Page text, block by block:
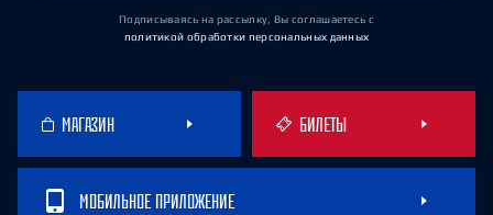
Подписываясь на рассылку, Вы соглашаетесь с
политикой обработки персональных данных
МАГАЗИН БИЛЕТЫ
МОБИЛЬНОЕ ПРИЛОЖЕНИЕ